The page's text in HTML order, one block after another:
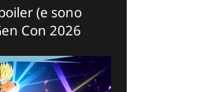
(e sono
Con 2026